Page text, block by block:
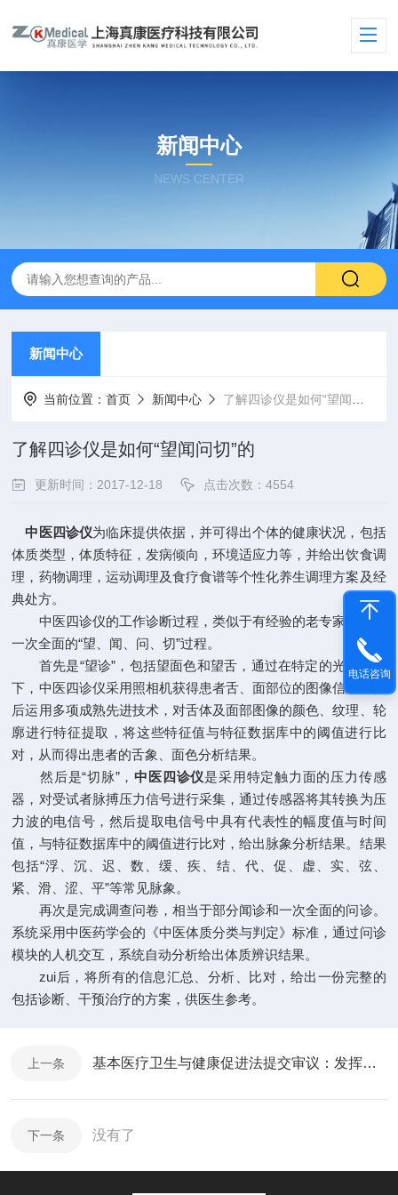
新闻中心
NEWS CENTER
新闻中心
当前位置：首页 新闻中心 了解四诊仪是如何“望闻问切”的
了解四诊仪是如何“望闻问切”的
更新时间：2017-12-18 点击次数：4554
中医四诊仪为临床提供依据，并可得出个体的健康状况，包括
体质类型，体质特征，发病倾向，环境适应力等，并给出饮食调
理，药物调理，运动调理及食疗食谱等个性化养生调理方案及经
典处方。
中医四诊仪的工作诊断过程，类似于有经验的老专家给您做
一次全面的“望、闻、问、切”过程。
首先是“望诊”，包括望面色和望舌，通过在特定的光源环境
下，中医四诊仪采用照相机获得患者舌、面部位的图像信息，然
后运用多项成熟先进技术，对舌体及面部图像的颜色、纹理、轮
廓进行特征提取，将这些特征值与特征数据库中的阈值进行比
对，从而得出患者的舌象、面色分析结果。
然后是“切脉”，中医四诊仪是采用特定触力面的压力传感
器，对受试者脉搏压力信号进行采集，通过传感器将其转换为压
力波的电信号，然后提取电信号中具有代表性的幅度值与时间
值，与特征数据库中的阈值进行比对，给出脉象分析结果。结果
包括“浮、沉、迟、数、缓、疾、结、代、促、虚、实、弦、
紧、滑、涩、平”等常见脉象。
再次是完成调查问卷，相当于部分闻诊和一次全面的问诊。
系统采用中医药学会的《中医体质分类与判定》标准，通过问诊
模块的人机交互，系统自动分析给出体质辨识结果。
zui后，将所有的信息汇总、分析、比对，给出一份完整的
包括诊断、干预治疗的方案，供医生参考。
上一条 基本医疗卫生与健康促进法提交审议：发挥中医药在健康促进方面的作用
下一条 没有了
电话咨询